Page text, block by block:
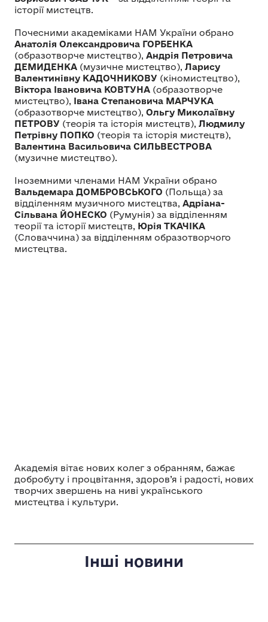
історії мистецтв.
Почесними академіками НАМ України обрано
Анатолія Олександровича ГОРБЕНКА
(образотворче мистецтво), Андрія Петровича
ДЕМИДЕНКА (музичне мистецтво), Ларису
Валентинівну КАДОЧНИКОВУ (кіномистецтво),
Віктора Івановича КОВТУНА (образотворче
мистецтво), Івана Степановича МАРЧУКА
(образотворче мистецтво), Ольгу Миколаївну
ПЕТРОВУ (теорія та історія мистецтв), Людмилу
Петрівну ПОПКО (теорія та історія мистецтв),
Валентина Васильовича СИЛЬВЕСТРОВА
(музичне мистецтво).
Іноземними членами НАМ України обрано
Вальдемара ДОМБРОВСЬКОГО (Польща) за
відділенням музичного мистецтва, Адріана-
Сільвана ЙОНЕСКО (Румунія) за відділенням
теорії та історії мистецтв, Юрія ТКАЧІКА
(Словаччина) за відділенням образотворчого
мистецтва.
Академія вітає нових колег з обранням, бажає
добробуту і процвітання, здоров’я і радості, нових
творчих звершень на ниві українського
мистецтва і культури.
Інші новини